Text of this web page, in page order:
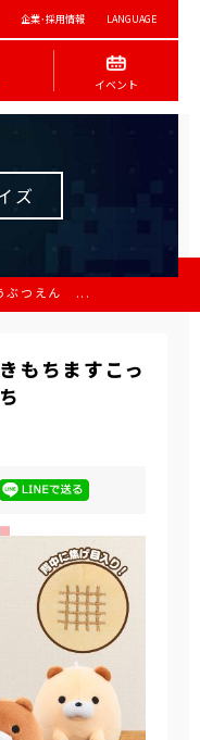
企業･採用情報 LANGUAGE
イベント
ズ
ぶつえん ...
もちますこっ